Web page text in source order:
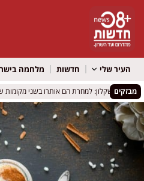
העיר שלי חדשות מלחמה
מבזקים
באשקלון: למחרת הם אותרו בשני מקומות
באשקלון: למחרת הם אותרו בשני מקומות